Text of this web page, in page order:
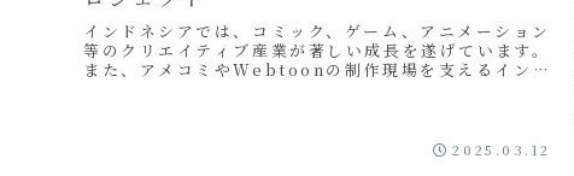
インドネシアでは、コミック、ゲーム、アニメーション
等のクリエイティブ産業が著しい成長を遂げています。
また、アメコミやWebtoonの制作現場を支えるインド
2025.03.12